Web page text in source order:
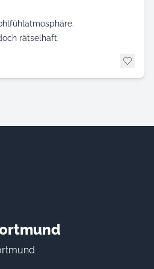
rätselhaft.